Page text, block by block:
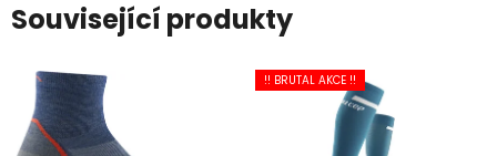
Související produkty
!! BRUTAL AKCE !!